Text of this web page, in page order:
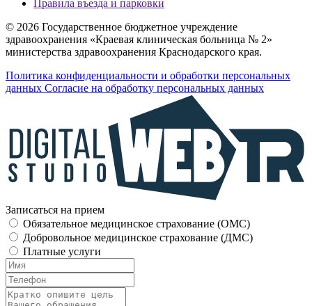
Правила въезда и парковки
© 2026 Государственное бюджетное учреждение
здравоохранения «Краевая клиническая больница № 2»
министерства здравоохранения Краснодарского края.
Политика конфиденциальности и обработки персональных
данных Согласие на обработку персональных данных
Записаться на прием
Обязательное медицинское страхование (OMC)
Добровольное медицинское страхование (ДМС)
Платные услуги